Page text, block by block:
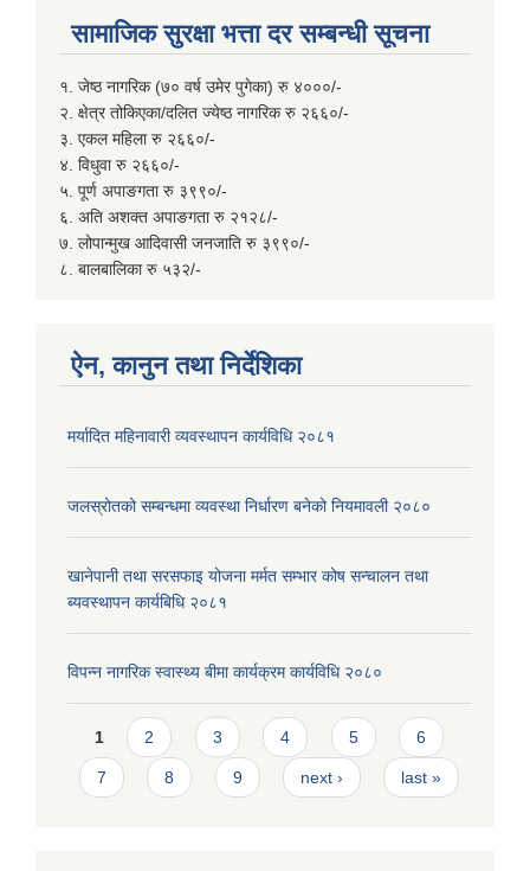
सामाजिक सुरक्षा भत्ता दर सम्बन्धी सूचना
१. जेष्ठ नागरिक (७० वर्ष उमेर पुगेका) रु ४०००/-
२. क्षेत्र तोकिएका/दलित ज्येष्ठ नागरिक रु २६६०/-
३. एकल महिला रु २६६०/-
४. विधुवा रु २६६०/-
५. पूर्ण अपाङगता रु ३९९०/-
६. अति अशक्त अपाङगता रु २१२८/-
७. लोपान्मुख आदिवासी जनजाति रु ३९९०/-
८. बालबालिका रु ५३२/-
ऐन, कानुन तथा निर्देशिका
मर्यादित महिनावारी व्यवस्थापन कार्यविधि २०८१
जलस्रोतको सम्बन्धमा व्यवस्था निर्धारण बनेको नियमावली २०८०
खानेपानी तथा सरसफाइ योजना मर्मत सम्भार कोष सन्चालन तथा
ब्यवस्थापन कार्यबिधि २०८१
विपन्न नागरिक स्वास्थ्य बीमा कार्यक्रम कार्यविधि २०८०
Pages
1 2 3 4 5 6
7 8 9 next › last »